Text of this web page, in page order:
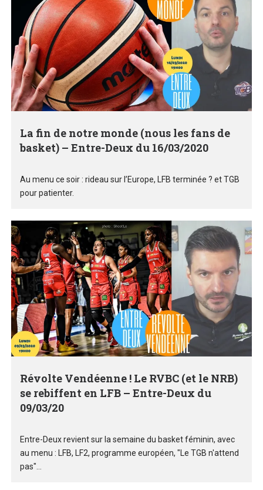
La fin de notre monde (nous les fans de
basket) – Entre-Deux du 16/03/2020
Au menu ce soir : rideau sur l’Europe, LFB terminée ? et TGB
pour patienter.
Révolte Vendéenne ! Le RVBC (et le NRB)
se rebiffent en LFB – Entre-Deux du
09/03/20
Entre-Deux revient sur la semaine du basket féminin, avec
au menu : LFB, LF2, programme européen, "Le TGB n'attend
pas"...